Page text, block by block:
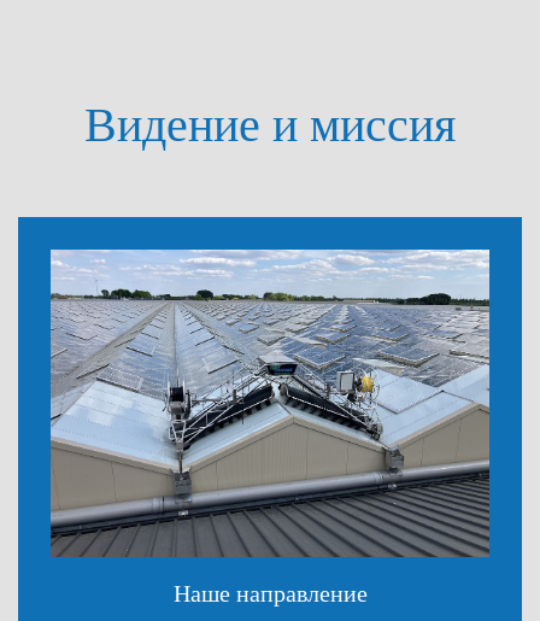
Видение и миссия
Наше направление